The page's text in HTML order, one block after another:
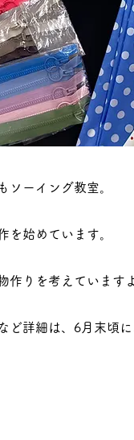
ソーイング教室。
を始めています。
作りを考えていますよ
ど詳細は、6月末頃